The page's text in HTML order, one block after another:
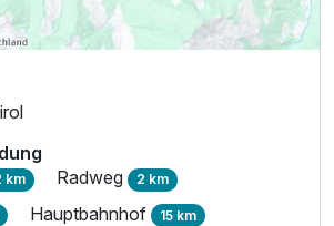
km Radweg 2 km
Hauptbahnhof 15 km